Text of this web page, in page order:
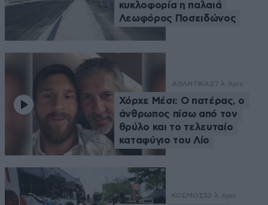
κυκλοφορία η παλαιά
Λεωφόρος Ποσειδώνος
ΑΘΛΗΤΙΚΑ 27 λ. πριν
Χόρχε Μέσι: Ο πατέρας, ο
άνθρωπος πίσω από τον
θρύλο και το τελευταίο
καταφύγιο του Λίο
ΚΟΣΜΟΣ33 λ. πριν